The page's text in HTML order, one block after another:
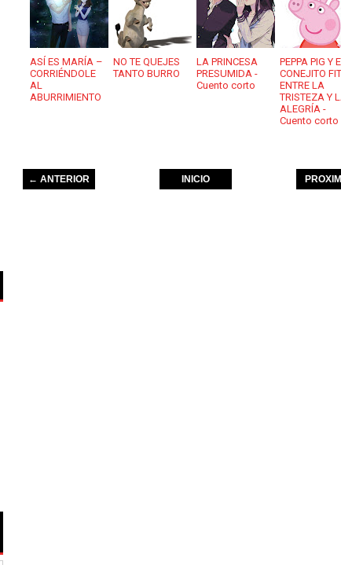
ASÍ ES MARÍA –
CORRIÉNDOLE
AL
ABURRIMIENTO
NO TE QUEJES
TANTO BURRO
LA PRINCESA
PRESUMIDA -
Cuento corto
PEPPA PIG Y
CONEJITO
ENTRE LA
TRISTEZA Y
ALEGRÍA -
Cuento corto
← ANTERIOR INICIO